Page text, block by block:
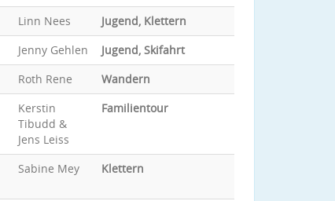
Linn Nees
Jugend, Klettern
Jenny Gehlen
Jugend, Skifahrt
Roth Rene
Wandern
Kerstin
Tibudd &
Jens Leiss
Familientour
Sabine Mey Klettern